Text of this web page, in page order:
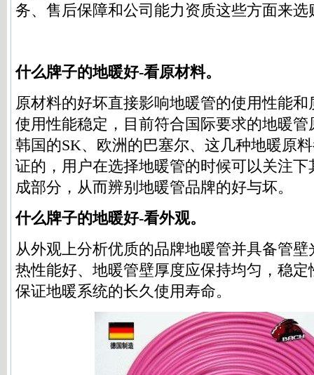
务、售后保障和公司能力资质这些方面来选
什么牌子的地暖好-看原材料。
原材料的好坏直接影响地暖管的使用性能
使用性能稳定，目前符合国际要求的地暖
韩国的SK、欧洲的巴塞尔、这几种地暖原
证的，用户在选择地暖管的时候可以关注
成部分，从而辨别地暖管品牌的好与坏。
什么牌子的地暖好-看外观。
从外观上分析优质的品牌地暖管并具备管
热性能好、地暖管壁厚度应保持均匀，稳
保证地暖系统的长久使用寿命。